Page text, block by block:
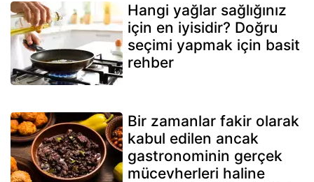
Hangi yağlar sağlığınız
için en iyisidir? Doğru
seçimi yapmak için basit
rehber
Bir zamanlar fakir olarak
kabul edilen ancak
gastronominin gerçek
mücevherleri haline